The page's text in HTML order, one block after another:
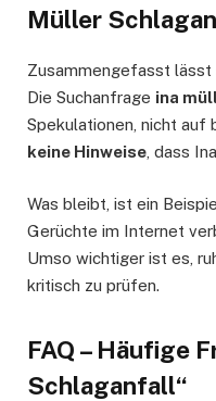
Müller
Zusammengefasst lässt
Die Suchanfrage ina
Spekulationen, nicht auf
keine Hinweise , dass
Was bleibt, ist ein
Gerüchte im Internet
Umso wichtiger ist es,
kritisch zu prüfen.
FAQ – Häufige
Schlaganfall“